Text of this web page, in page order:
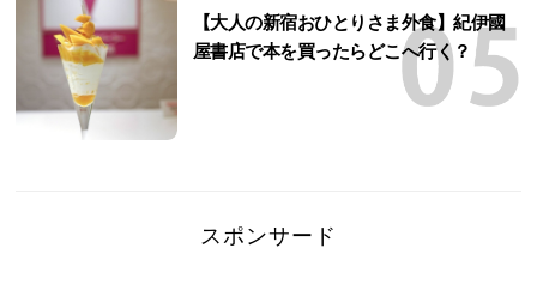
【大人の新宿おひとりさま外食】紀伊國
屋書店で本を買ったらどこへ行く？
スポンサード